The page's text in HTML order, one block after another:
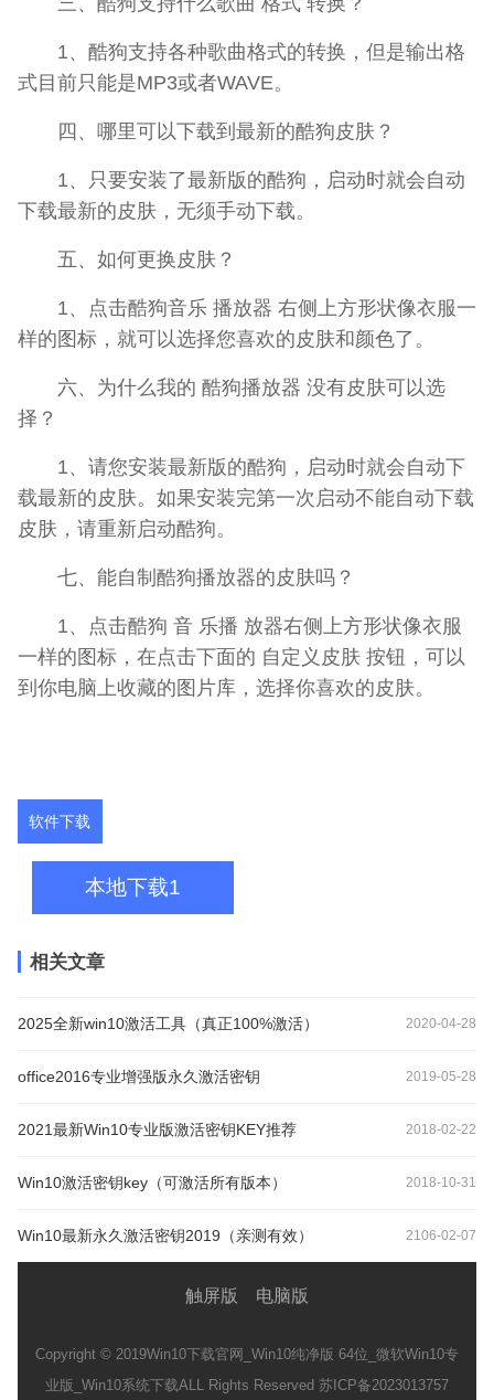
1、酷狗支持各种歌曲格式的转换，但是输出格
式目前只能是MP3或者WAVE。
四、哪里可以下载到最新的酷狗皮肤？
1、只要安装了最新版的酷狗，启动时就会自动
下载最新的皮肤，无须手动下载。
五、如何更换皮肤？
1、点击酷狗音乐 播放器 右侧上方形状像衣服一
样的图标，就可以选择您喜欢的皮肤和颜色了。
六、为什么我的 酷狗播放器 没有皮肤可以选
择？
1、请您安装最新版的酷狗，启动时就会自动下
载最新的皮肤。如果安装完第一次启动不能自动下载
皮肤，请重新启动酷狗。
七、能自制酷狗播放器的皮肤吗？
1、点击酷狗 音 乐播 放器右侧上方形状像衣服
一样的图标，在点击下面的 自定义皮肤 按钮，可以
到你电脑上收藏的图片库，选择你喜欢的皮肤。
软件下载
本地下载1
相关文章
2025全新win10激活工具（真正100%激活） 2020-04-28
office2016专业增强版永久激活密钥 2019-05-28
2021最新Win10专业版激活密钥KEY推荐 2018-02-22
Win10激活密钥key（可激活所有版本） 2018-10-31
Win10最新永久激活密钥2019（亲测有效） 2106-02-07
触屏版 电脑版
Copyright © 2019Win10下载官网_Win10纯净版 64位_微软Win10专
业版_Win10系统下载ALL Rights Reserved 苏ICP备2023013757